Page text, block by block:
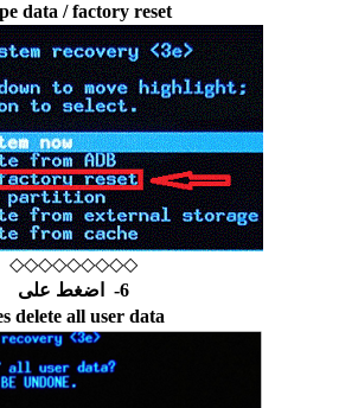
Wipe data / factory reset
◇◇◇◇◇◇◇◇◇
Yes delete all user data